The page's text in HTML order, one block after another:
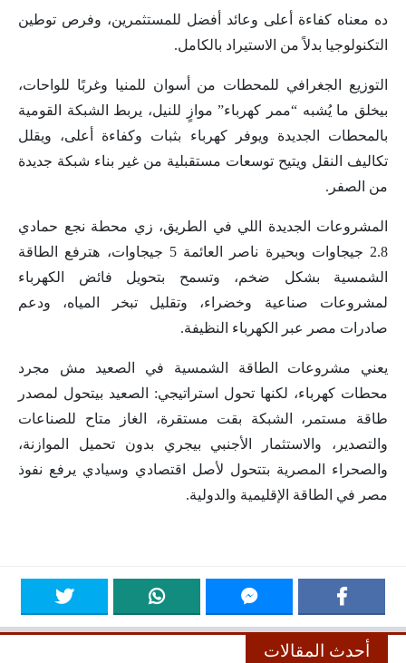
ده معناه كفاءة أعلى وعائد أفضل للمستثمرين، وفرص توطين
التكنولوجيا بدلاً من الاستيراد بالكامل.
التوزيع الجغرافي للمحطات من أسوان للمنيا وغربًا للواحات،
بيخلق ما يُشبه “ممر كهرباء” موازٍ للنيل، يربط الشبكة القومية
بالمحطات الجديدة ويوفر كهرباء بثبات وكفاءة أعلى، ويقلل
تكاليف النقل ويتيح توسعات مستقبلية من غير بناء شبكة جديدة
من الصفر.
المشروعات الجديدة اللي في الطريق، زي محطة نجع حمادي
2.8 جيجاوات وبحيرة ناصر العائمة 5 جيجاوات، هترفع الطاقة
الشمسية بشكل ضخم، وتسمح بتحويل فائض الكهرباء
لمشروعات صناعية وخضراء، وتقليل تبخر المياه، ودعم
صادرات مصر عبر الكهرباء النظيفة.
يعني مشروعات الطاقة الشمسية في الصعيد مش مجرد
محطات كهرباء، لكنها تحول استراتيجي: الصعيد بيتحول لمصدر
طاقة مستمر، الشبكة بقت مستقرة، الغاز متاح للصناعات
والتصدير، والاستثمار الأجنبي بيجري بدون تحميل الموازنة،
والصحراء المصرية بتتحول لأصل اقتصادي وسيادي يرفع نفوذ
مصر في الطاقة الإقليمية والدولية.
أحدث المقالات